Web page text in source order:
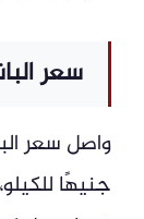
سعر
جنيهًا